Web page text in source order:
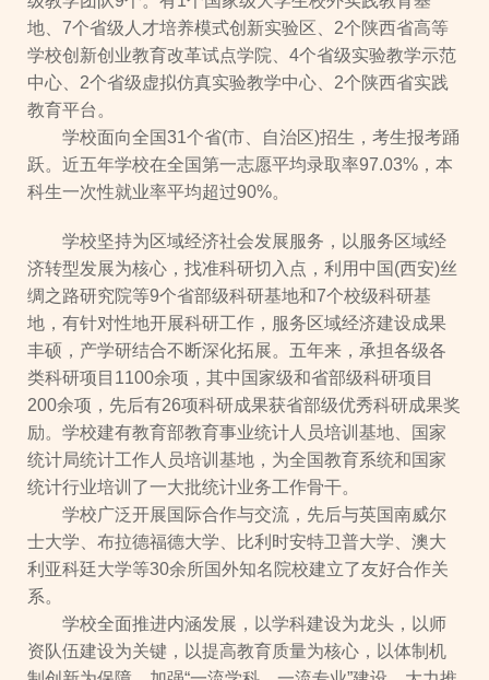
地、7个省级人才培养模式创新实验区、2个陕西省高等
学校创新创业教育改革试点学院、4个省级实验教学示范
中心、2个省级虚拟仿真实验教学中心、2个陕西省实践
教育平台。
学校面向全国31个省(市、自治区)招生，考生报考踊
跃。近五年学校在全国第一志愿平均录取率97.03%，本
科生一次性就业率平均超过90%。
学校坚持为区域经济社会发展服务，以服务区域经
济转型发展为核心，找准科研切入点，利用中国(西安)丝
绸之路研究院等9个省部级科研基地和7个校级科研基
地，有针对性地开展科研工作，服务区域经济建设成果
丰硕，产学研结合不断深化拓展。五年来，承担各级各
类科研项目1100余项，其中国家级和省部级科研项目
200余项，先后有26项科研成果获省部级优秀科研成果奖
励。学校建有教育部教育事业统计人员培训基地、国家
统计局统计工作人员培训基地，为全国教育系统和国家
统计行业培训了一大批统计业务工作骨干。
学校广泛开展国际合作与交流，先后与英国南威尔
士大学、布拉德福德大学、比利时安特卫普大学、澳大
利亚科廷大学等30余所国外知名院校建立了友好合作关
系。
学校全面推进内涵发展，以学科建设为龙头，以师
资队伍建设为关键，以提高教育质量为核心，以体制机